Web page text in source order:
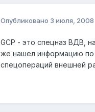
Опубликовано 3 июля, 2008
GCP - это спецназ ВДВ,
же нашел информацию по
спецопераций внешней